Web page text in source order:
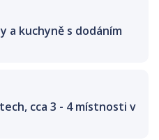
a kuchyně s dodáním
cca 3 - 4 místnosti v